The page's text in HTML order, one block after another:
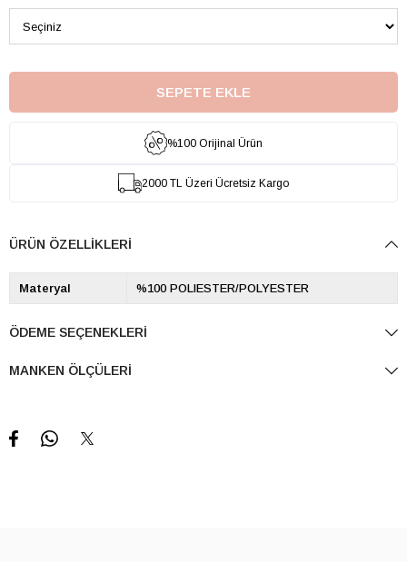
%100 Orijinal Ürün
2000 TL Üzeri Ücretsiz Kargo
ÜRÜN ÖZELLIKLERI
Materyal %100 POLIESTER/POLYESTER
ÖDEME SEÇENEKLERI
MANKEN ÖLÇÜLERI